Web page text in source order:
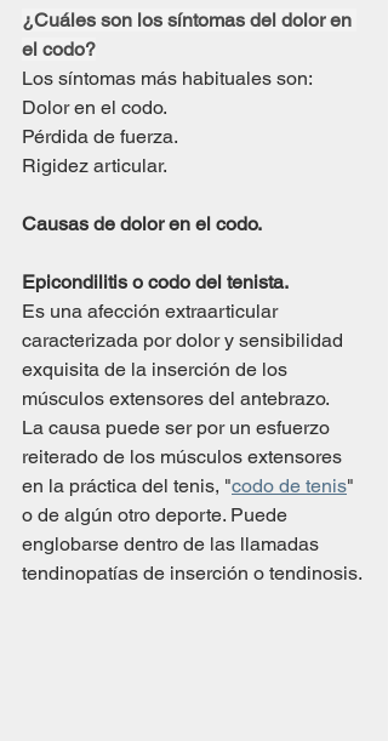
¿Cuáles son los síntomas del dolor en
el codo?
Los síntomas más habituales son:
Dolor en el codo.
Pérdida de fuerza.
Rigidez articular.
Causas de dolor en el codo.
Epicondilitis o codo del tenista.
Es una afección extraarticular
caracterizada por dolor y sensibilidad
exquisita de la inserción de los
músculos extensores del antebrazo.
La causa puede ser por un esfuerzo
reiterado de los músculos extensores
en la práctica del tenis, "codo de tenis"
o de algún otro deporte. Puede
englobarse dentro de las llamadas
tendinopatías de inserción o tendinosis.